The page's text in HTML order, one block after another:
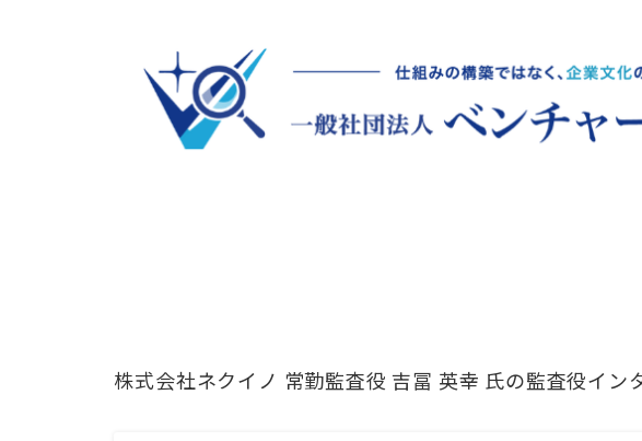
株式会社ネクイノ 常勤監査役 吉冨 英幸 氏の監査役イン